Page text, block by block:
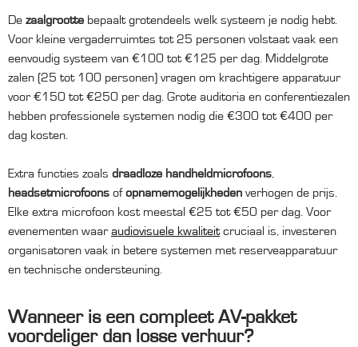
De zaalgrootte bepaalt grotendeels welk systeem je nodig hebt.
Voor kleine vergaderruimtes tot 25 personen volstaat vaak een
eenvoudig systeem van €100 tot €125 per dag. Middelgrote
zalen (25 tot 100 personen) vragen om krachtigere apparatuur
voor €150 tot €250 per dag. Grote auditoria en conferentiezalen
hebben professionele systemen nodig die €300 tot €400 per
dag kosten.
Extra functies zoals draadloze handheldmicrofoons
headsetmicrofoons ofopnamemogelijkheden verhogen de prijs.
Elke extra microfoon kost meestal €25 tot €50 per dag. Voor
evenementen waaraudiovisuele kwaliteitcruciaal is, investeren
organisatoren vaak in betere systemen met reserveapparatuur
en technische ondersteuning.
Wanneer is een compleet AV-pakket
voordeliger dan losse verhuur?